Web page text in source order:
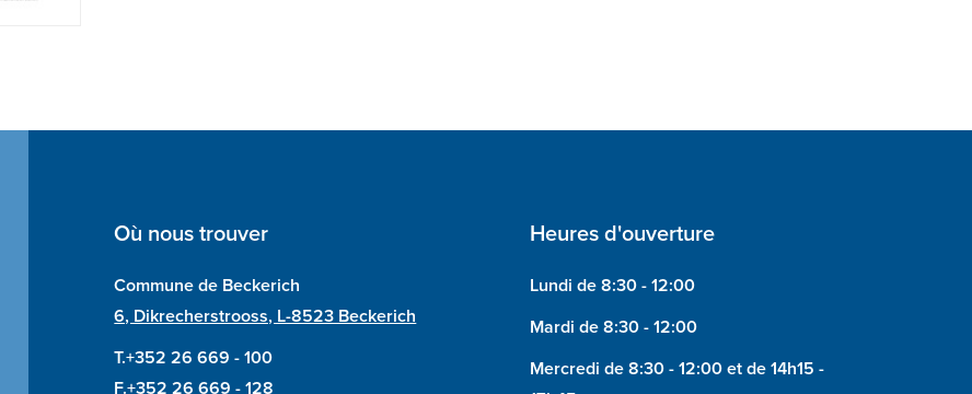
Où nous trouver
Commune de Beckerich
6, Dikrecherstrooss, L-8523 Beckerich
T.+352 26 669 - 100
F.+352 26 669 - 128
Heures d'ouverture
Lundi de 8:30 - 12:00
Mardi de 8:30 - 12:00
Mercredi de 8:30 - 12:00 et de 14h15 -